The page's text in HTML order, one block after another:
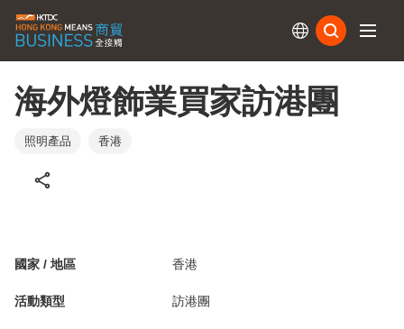
海外燈飾業買家訪港團
照明產品 香港
國家 / 地區 香港
活動類型 訪港團